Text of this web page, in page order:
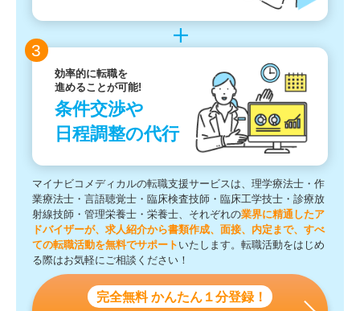
3
効率的に転職を
進めることが可能!
条件交渉や
日程調整の代行
マイナビコメディカルの転職支援サービスは、理学療法士・作
業療法士・言語聴覚士・臨床検査技師・臨床工学技士・診療放
射線技師・管理栄養士・栄養士、それぞれの業界に精通したア
ドバイザーが、求人紹介から書類作成、面接、内定まで、すべ
ての転職活動を無料でサポート いたします。転職活動をはじめ
る際はお気軽にご相談ください！
完全無料 かんたん１分登録！